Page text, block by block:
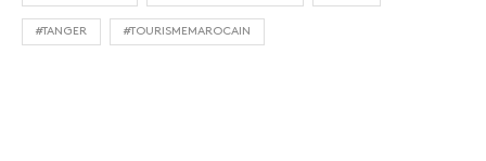
#TANGER #TOURISMEMAROCAIN